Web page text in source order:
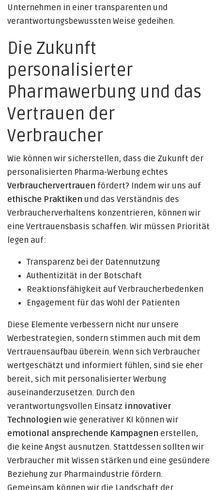
Unternehmen in einer transparenten und
verantwortungsbewussten Weise gedeihen.
Die Zukunft
personalisierter
Pharmawerbung und das
Vertrauen der
Verbraucher
Wie können wir sicherstellen, dass die Zukunft der
personalisierten Pharma-Werbung echtes
Verbrauchervertrauen fördert? Indem wir uns auf
ethische Praktiken und das Verständnis des
Verbraucherverhaltens konzentrieren, können wir
eine Vertrauensbasis schaffen. Wir müssen Priorität
legen auf:
Transparenz bei der Datennutzung
Authentizität in der Botschaft
Reaktionsfähigkeit auf Verbraucherbedenken
Engagement für das Wohl der Patienten
Diese Elemente verbessern nicht nur unsere
Werbestrategien, sondern stimmen auch mit dem
Vertrauensaufbau überein. Wenn sich Verbraucher
wertgeschätzt und informiert fühlen, sind sie eher
bereit, sich mit personalisierter Werbung
auseinanderzusetzen. Durch den
verantwortungsvollen Einsatz innovativer
Technologien wie generativer KI können wir
emotional ansprechende Kampagnen erstellen,
die keine Angst ausnutzen. Stattdessen sollten wir
Verbraucher mit Wissen stärken und eine gesündere
Beziehung zur Pharmaindustrie fördern.
Gemeinsam können wir die Landschaft der